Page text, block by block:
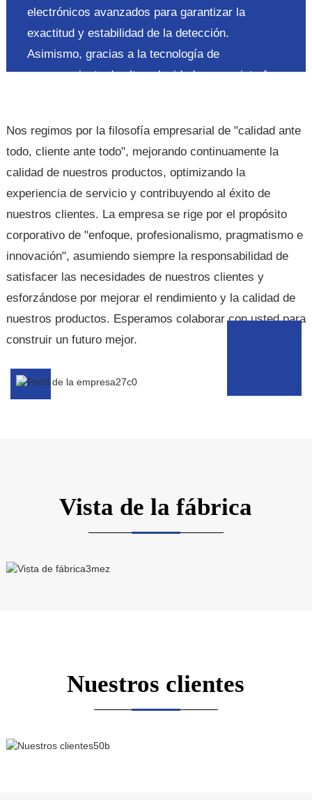
electrónicos avanzados para garantizar la
exactitud y estabilidad de la detección.
Asimismo, gracias a la tecnología de
procesamiento de alta velocidad y a una interfaz
considerablemente la eficiencia de la producción.
Nuestro equipo de servicio posventa también se
mantiene a la altura de las circunstancias,
brindando a los clientes un servicio oportuno y
profesional para garantizar su máxima
satisfacción.
Nos regimos por la filosofía empresarial de "calidad ante
todo, cliente ante todo", mejorando continuamente la
calidad de nuestros productos, optimizando la
experiencia de servicio y contribuyendo al éxito de
nuestros clientes. La empresa se rige por el propósito
corporativo de "enfoque, profesionalismo, pragmatismo e
innovación", asumiendo siempre la responsabilidad de
satisfacer las necesidades de nuestros clientes y
esforzándose por mejorar el rendimiento y la calidad de
nuestros productos. Esperamos colaborar con usted para
construir un futuro mejor.
Vista de la fábrica
Nuestros clientes